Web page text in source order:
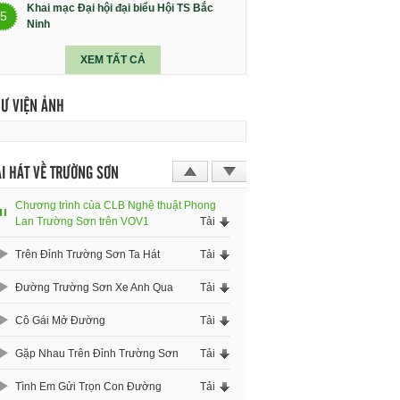
5
Khai mạc Đại hội đại biểu Hội TS Bắc
Ninh
XEM TẤT CẢ
VIỆN ẢNH
HÁT VỀ TRƯỜNG SƠN
Chương trình của CLB Nghệ thuật Phong
Lan Trường Sơn trên VOV1
Tải
Trên Đỉnh Trường Sơn Ta Hát Tải
Đường Trường Sơn Xe Anh Qua Tải
Cô Gái Mở Đường Tải
Gặp Nhau Trên Đỉnh Trường Sơn Tải
Tình Em Gửi Trọn Con Đường Tải